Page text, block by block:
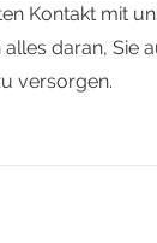
Kontakt mit
daran, Sie
versorgen.